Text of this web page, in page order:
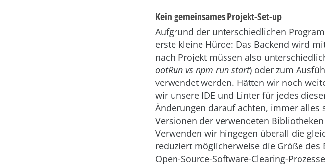
Kein gemeinsames Projekt-Set-up
Aufgrund der unterschiedlichen
erste kleine Hürde: Das Backend wird
nach Projekt müssen also
ootRun vs npm run start) oder zum
verwendet werden. Hätten wir noch
wir unsere IDE und Linter für jedes
Änderungen darauf achten, immer
Versionen der verwendeten
Verwenden wir hingegen überall die
reduziert möglicherweise die Größe
Open-Source-Software-Clearing-